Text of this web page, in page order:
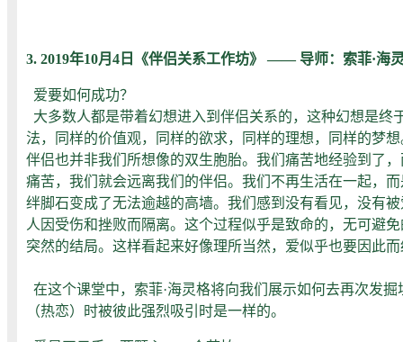
3. 2019年10月4日《伴侣关系工作坊》—— 导师：索菲·海
爱要如何成功？
大多数人都是带着幻想进入到伴侣关系的，这种幻想是
法，同样的价值观，同样的欲求，同样的理想，同样的梦
伴侣也并非我们所想像的双生胞胎。我们痛苦地经验到了
痛苦，我们就会远离我们的伴侣。我们不再生活在一起，
绊脚石变成了无法逾越的高墙。我们感到没有看见，没有
人因受伤和挫败而隔离。这个过程似乎是致命的，无可避
突然的结局。这样看起来好像理所当然，爱似乎也要因此
在这个课堂中，索菲·海灵格将向我们展示如何去再次发
（热恋）时被彼此强烈吸引时是一样的。